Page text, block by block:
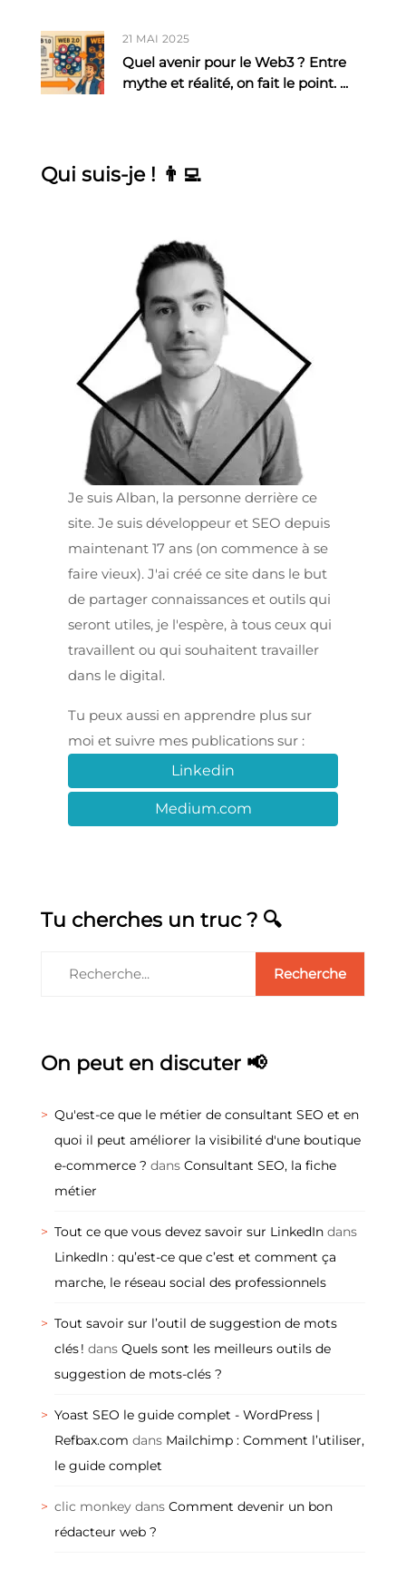
21 MAI 2025
Quel avenir pour le Web3 ? Entre
mythe et réalité, on fait le point. ...
Qui suis-je ! 👨‍💻
Je suis Alban, la personne derrière ce
site. Je suis développeur et SEO depuis
maintenant 17 ans (on commence à se
faire vieux). J'ai créé ce site dans le but
de partager connaissances et outils qui
seront utiles, je l'espère, à tous ceux qui
travaillent ou qui souhaitent travailler
dans le digital.
Tu peux aussi en apprendre plus sur
moi et suivre mes publications sur :
Linkedin
Medium.com
Tu cherches un truc ? 🔍
On peut en discuter 📢
Qu'est-ce que le métier de consultant SEO et en
quoi il peut améliorer la visibilité d'une boutique
e-commerce ? dans Consultant SEO, la fiche
métier
Tout ce que vous devez savoir sur LinkedIn dans
LinkedIn : qu’est-ce que c’est et comment ça
marche, le réseau social des professionnels
Tout savoir sur l’outil de suggestion de mots
clés ! dans Quels sont les meilleurs outils de
suggestion de mots-clés ?
Yoast SEO le guide complet - WordPress |
Refbax.com dans Mailchimp : Comment l’utiliser,
le guide complet
clic monkey dans Comment devenir un bon
rédacteur web ?